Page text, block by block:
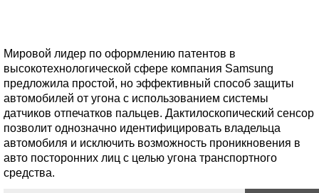
Мировой лидер по оформлению патентов в
высокотехнологической сфере компания Samsung
предложила простой, но эффективный способ защиты
автомобилей от угона с использованием системы
датчиков отпечатков пальцев. Дактилоскопический сенсор
позволит однозначно идентифицировать владельца
автомобиля и исключить возможность проникновения в
авто посторонних лиц с целью угона транспортного
средства.